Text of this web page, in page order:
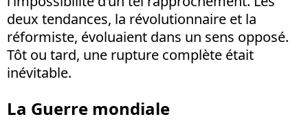
deux tendances, la révolutionnaire et la
réformiste, évoluaient dans un sens opposé.
Tôt ou tard, une rupture complète était
inévitable.
La Guerre mondiale